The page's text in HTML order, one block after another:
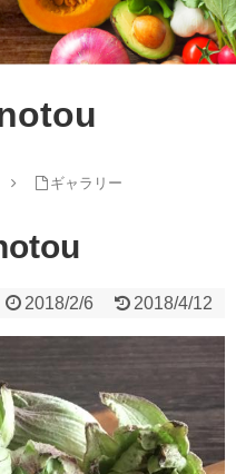
ギャラリー
2018/2/6 2018/4/12